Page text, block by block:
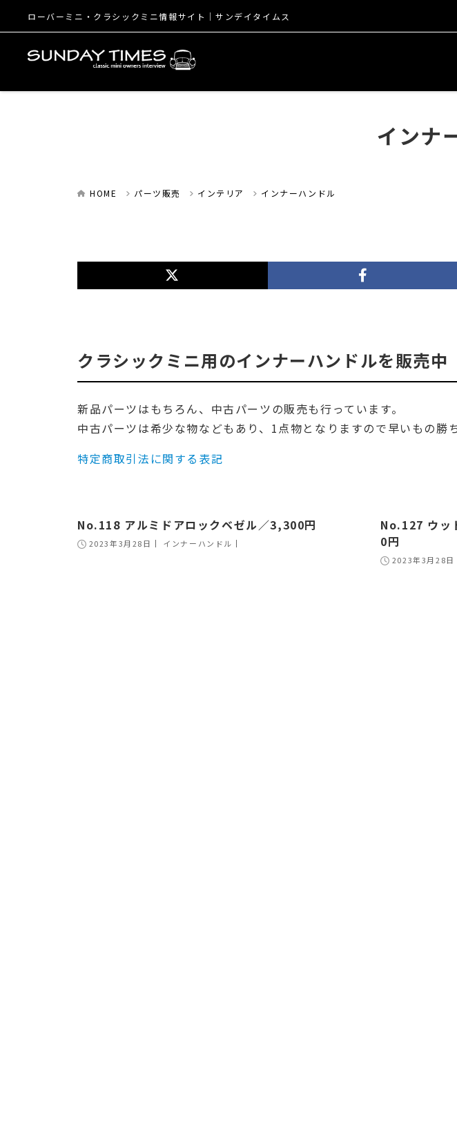
ローバーミニ・クラシックミニ情報サイト│サンデイタイムス
インナ
HOME パーツ販売 インテリア インナーハンドル
クラシックミニ用のインナーハンドルを販売中
新品パーツはもちろん、中古パーツの販売も行っています。
中古パーツは希少な物などもあり、1点物となりますので早いもの勝
特定商取引法に関する表記
No.118 アルミドアロックベゼル／3,300円
2023年3月28日 インナーハンドル
No.127 ウッ
0円
2023年3月28日